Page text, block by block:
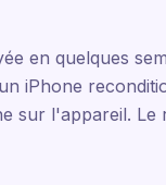
en quelques
iPhone
sur l'appareil. Le